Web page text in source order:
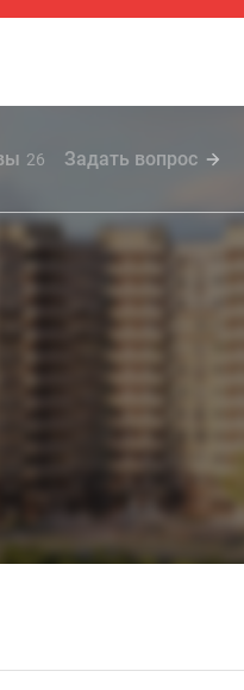
26 Задать вопрос